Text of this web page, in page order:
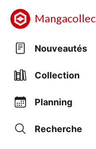
Mangacollec
Nouveautés
Collection
Planning
Recherche